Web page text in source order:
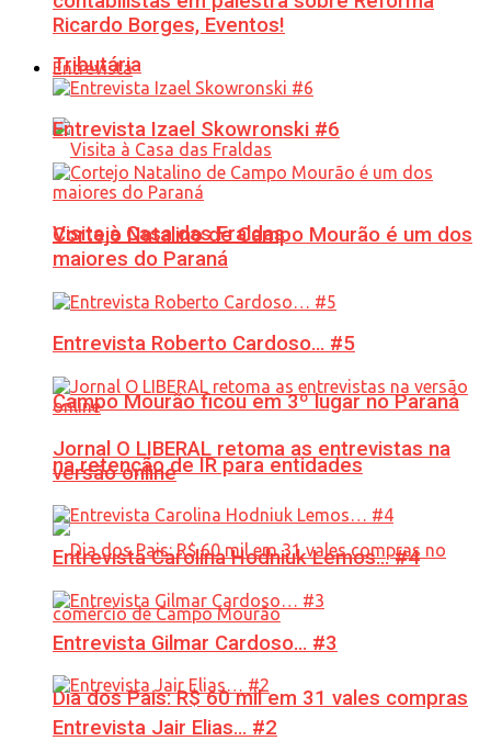
Tributária
Visita à Casa das Fraldas
Campo Mourão ficou em 3º lugar no Paraná
na retenção de IR para entidades
Dia dos Pais: R$ 60 mil em 31 vales compras
Ricardo Borges, Eventos!
Entrevista
Entrevista Izael Skowronski #6
Cortejo Natalino de Campo Mourão é um dos
maiores do Paraná
Entrevista Roberto Cardoso… #5
Jornal O LIBERAL retoma as entrevistas na
versão online
Entrevista Carolina Hodniuk Lemos… #4
Entrevista Gilmar Cardoso… #3
Entrevista Jair Elias… #2